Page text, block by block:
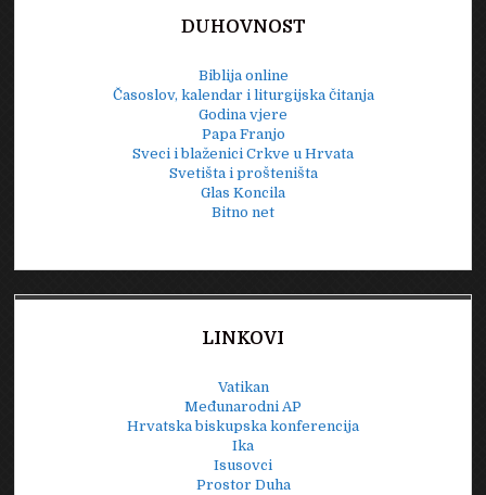
DUHOVNOST
Biblija online
Časoslov, kalendar i liturgijska čitanja
Godina vjere
Papa Franjo
Sveci i blaženici Crkve u Hrvata
Svetišta i prošteništa
Glas Koncila
Bitno net
LINKOVI
Vatikan
Međunarodni AP
Hrvatska biskupska konferencija
Ika
Isusovci
Prostor Duha